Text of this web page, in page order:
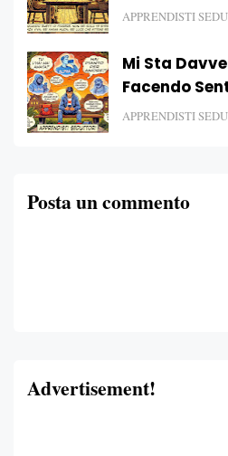
APPRENDISTI
Mi Sta
Facendo
APPRENDISTI
Posta un commento
Advertisement!